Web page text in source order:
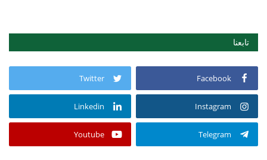
تابعنا
Facebook
Twitter
Instagram
Linkedin
Telegram
Youtube